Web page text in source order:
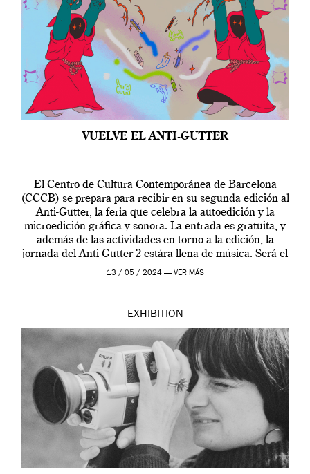
VUELVE EL ANTI-GUTTER
El Centro de Cultura Contemporánea de Barcelona
(CCCB) se prepara para recibir en su segunda edición al
Anti-Gutter, la feria que celebra la autoedición y la
microedición gráfica y sonora. La entrada es gratuita, y
además de las actividades en torno a la edición, la
jornada del Anti-Gutter 2 estára llena de música. Será el
[…]
13 / 05 / 2024 — VER MÁS
EXHIBITION